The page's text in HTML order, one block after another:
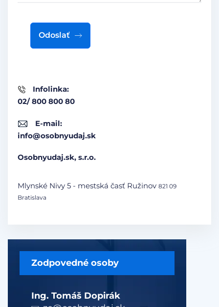
Zodpovedné osoby
Ing. Tomáš Dopirák
Infolinka:
02/ 800 800 80
E-mail:
info@osobnyudaj.sk
Osobnyudaj.sk, s.r.o.
Mlynské Nivy 5 - mestská časť Ružinov 821 09
Bratislava
Odoslať